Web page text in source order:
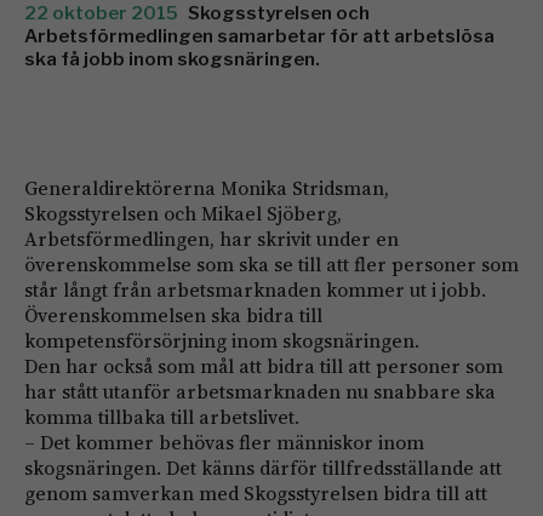
22 oktober 2015 Skogsstyrelsen och
Arbetsförmedlingen samarbetar för att arbetslösa
ska få jobb inom skogsnäringen.
Generaldirektörerna Monika Stridsman,
Skogsstyrelsen och Mikael Sjöberg,
Arbetsförmedlingen, har skrivit under en
överenskommelse som ska se till att fler personer som
står långt från arbetsmarknaden kommer ut i jobb.
Överenskommelsen ska bidra till
kompetensförsörjning inom skogsnäringen.
Den har också som mål att bidra till att personer som
har stått utanför arbetsmarknaden nu snabbare ska
komma tillbaka till arbetslivet.
– Det kommer behövas fler människor inom
skogsnäringen. Det känns därför tillfredsställande att
genom samverkan med Skogsstyrelsen bidra till att